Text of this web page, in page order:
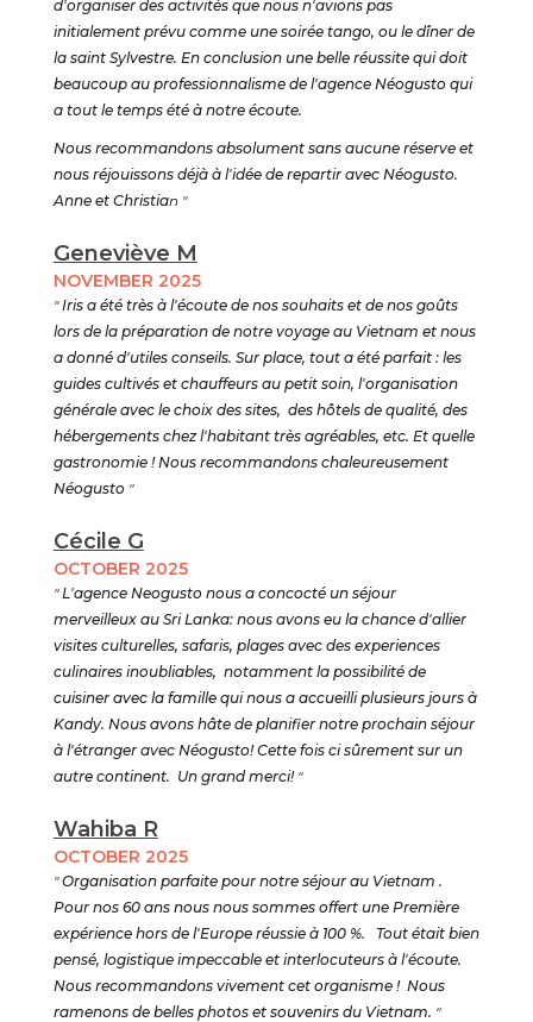
d'organiser des activités que nous n'avions pas
initialement prévu comme une soirée tango, ou le dîner de
la saint Sylvestre. En conclusion une belle réussite qui doit
beaucoup au professionnalisme de l'agence Néogusto qui
a tout le temps été à notre écoute.
Nous recommandons absolument sans aucune réserve et
nous réjouissons déjà à l'idée de repartir avec Néogusto.
Anne et Christian "
Geneviève M
NOVEMBER 2025
"Iris a été très à l'écoute de nos souhaits et de nos goûts
lors de la préparation de notre voyage au Vietnam et nous
a donné d'utiles conseils. Sur place, tout a été parfait : les
guides cultivés et chauffeurs au petit soin, l'organisation
générale avec le choix des sites, des hôtels de qualité, des
hébergements chez l'habitant très agréables, etc. Et quelle
gastronomie ! Nous recommandons chaleureusement
Néogusto"
Cécile G
OCTOBER 2025
"L'agence Neogusto nous a concocté un séjour
merveilleux au Sri Lanka: nous avons eu la chance d'allier
visites culturelles, safaris, plages avec des experiences
culinaires inoubliables, notamment la possibilité de
cuisiner avec la famille qui nous a accueilli plusieurs jours à
Kandy. Nous avons hâte de planifier notre prochain séjour
à l'étranger avec Néogusto! Cette fois ci sûrement sur un
autre continent. Un grand merci!"
Wahiba R
OCTOBER 2025
"Organisation parfaite pour notre séjour au Vietnam .
Pour nos 60 ans nous nous sommes offert une Première
expérience hors de l'Europe réussie à 100 %. Tout était bien
pensé, logistique impeccable et interlocuteurs à l'écoute.
Nous recommandons vivement cet organisme ! Nous
ramenons de belles photos et souvenirs du Vietnam. "